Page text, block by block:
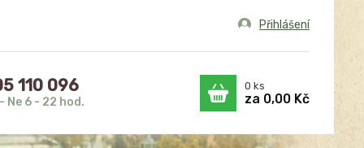
Přihlášení
110 096
Ne 6 - 22 hod.
0 ks
za 0,00 Kč